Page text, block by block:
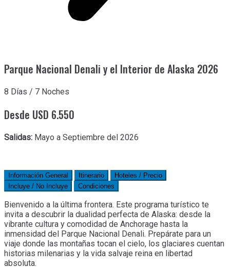
Parque Nacional Denali y el Interior de Alaska 2026
8 Días / 7 Noches
Desde USD 6.550
Salidas: Mayo a Septiembre del 2026
Información General Itinerario
Hoteles / Precio
Incluye / No Incluye
Condiciones
Bienvenido a la última frontera. Este programa turístico te
invita a descubrir la dualidad perfecta de Alaska: desde la
vibrante cultura y comodidad de Anchorage hasta la
inmensidad del Parque Nacional Denali. Prepárate para un
viaje donde las montañas tocan el cielo, los glaciares cuentan
historias milenarias y la vida salvaje reina en libertad
absoluta.